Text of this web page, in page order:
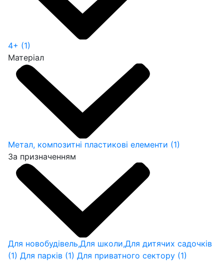
4+ (1)
Матеріал
Метал, композитні пластикові елементи (1)
За призначенням
Для новобудівель,Для школи,Для дитячих садочків
(1) Для парків (1) Для приватного сектору (1)